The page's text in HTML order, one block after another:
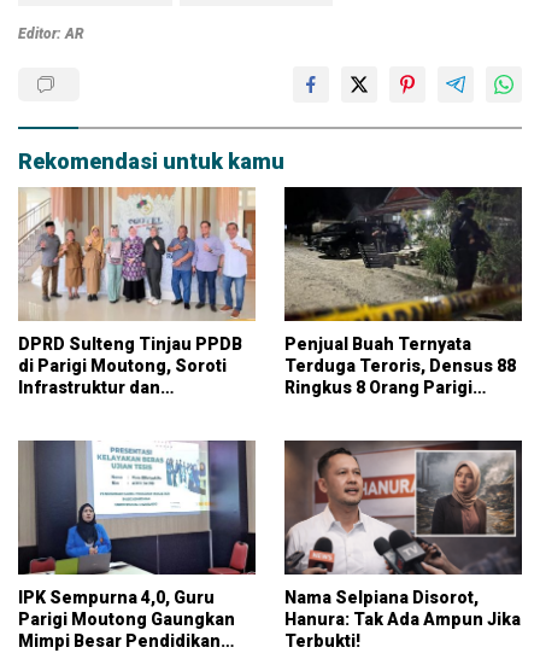
Editor: AR
Rekomendasi untuk kamu
DPRD Sulteng Tinjau PPDB
di Parigi Moutong, Soroti
Infrastruktur dan
Penjual Buah Ternyata
Terduga Teroris, Densus 88
Ringkus 8 Orang Parigi
IPK Sempurna 4,0, Guru
Parigi Moutong Gaungkan
Mimpi Besar Pendidikan
Nama Selpiana Disorot,
Hanura: Tak Ada Ampun Jika
Terbukti!